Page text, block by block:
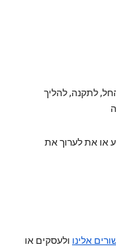
לתקנה, להליך
או את לערוך את
אלינו ולעסקים או